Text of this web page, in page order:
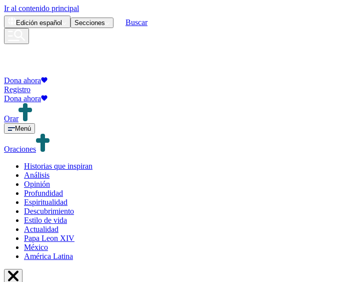
Ir al contenido principal
Edición español Secciones Buscar
Dona ahora
Registro
Dona ahora
Orar
Menú
Oraciones
Historias que inspiran
Análisis
Opinión
Profundidad
Espiritualidad
Descubrimiento
Estilo de vida
Actualidad
Papa Leon XIV
México
América Latina